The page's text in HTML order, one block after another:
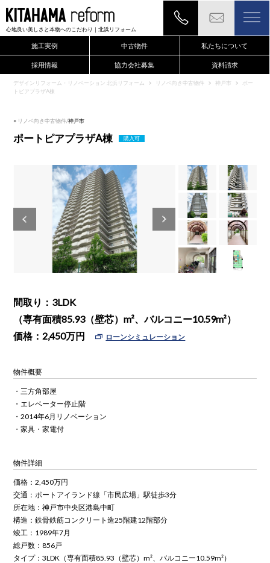
心地良い美しさと本物へのこだわり ｜北浜リフォーム
現地確認のご依頼もこちらから
施工実例 中古物件 私たちについて
採用情報 協力会社募集 資料請求
デザインリフォーム・リノベーション 北浜リフォーム リノベ向き中古物件 神戸市
ポー
トピアプラザA棟
● リノベ向き中古物件/神戸市
ポートピアプラザA棟 購入可
間取り：3LDK
（専有面積85.93（壁芯）m²、バルコニー10.59m²）
価格： 2,450万円 ローンシミュレーション
物件概要
・三方角部屋
・エレベーター停止階
・2014年6月リノベーション
・家具・家電付
物件詳細
価格：2,450万円
交通：ポートアイランド線「市民広場」駅徒歩3分
所在地：神戸市中央区港島中町
構造：鉄骨鉄筋コンクリート造25階建12階部分
竣工：1989年7月
総戸数：856戸
タイプ：3LDK（専有面積85.93（壁芯）m²、バルコニー10.59m²）